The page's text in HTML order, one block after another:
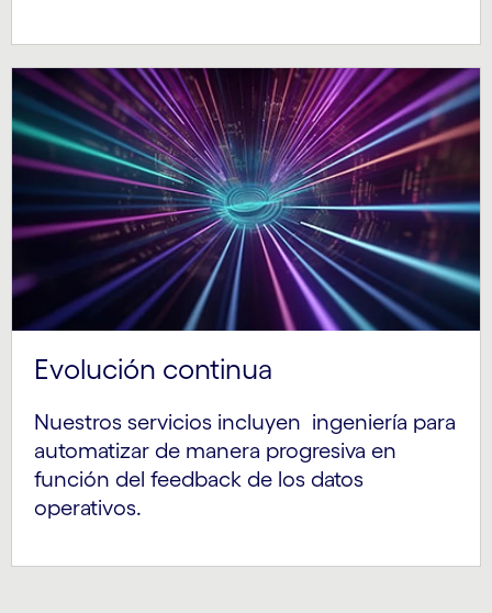
Evolución continua
Nuestros servicios incluyen ingeniería para
automatizar de manera progresiva en
función del feedback de los datos
operativos.